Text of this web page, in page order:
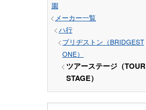
園
メーカー一覧
ハ行
ブリヂストン（BRIDGEST
ONE）
ツアーステージ（TOUR
STAGE）